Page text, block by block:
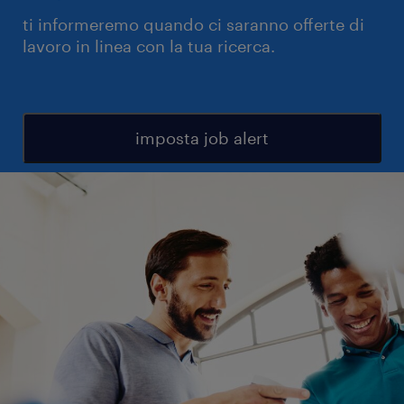
ti informeremo quando ci saranno offerte di
lavoro in linea con la tua ricerca.
imposta job alert